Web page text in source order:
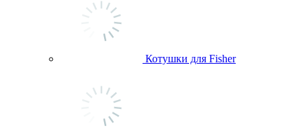
Котушки для Fisher